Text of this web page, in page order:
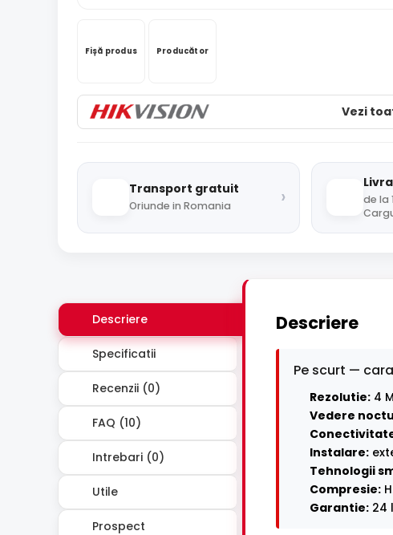
Fișă produs Producător
Vezi
Transport gratuit
Oriunde in Romania ›
de la
Descriere
Specificatii
Recenzii (0)
FAQ (10)
Intrebari (0)
Utile
Prospect
Descriere
Pe scurt —
Rezolutie: 4
Vedere
Instalare:
Tehnologii
Compresie:
Garantie: 24